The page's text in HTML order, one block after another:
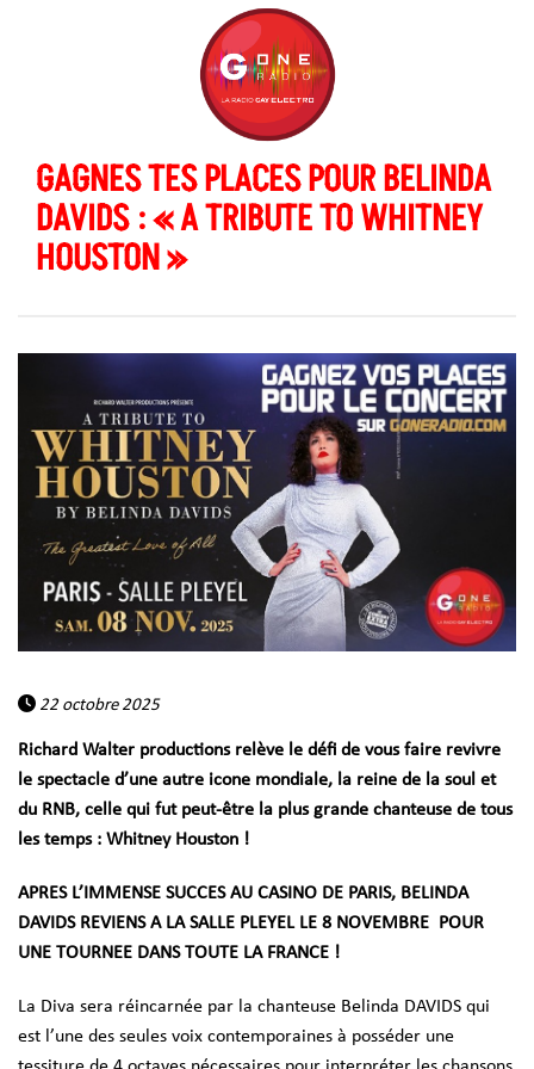
GAGNES TES PLACES POUR BELINDA
DAVIDS : « A TRIBUTE TO WHITNEY
HOUSTON »
22 octobre 2025
Richard Walter productions relève le défi de vous faire revivre
le spectacle d’une autre icone mondiale, la reine de la soul et
du RNB, celle qui fut peut-être la plus grande chanteuse de tous
les temps : Whitney Houston !
APRES L’IMMENSE SUCCES AU CASINO DE PARIS, BELINDA
DAVIDS REVIENS A LA SALLE PLEYEL LE 8 NOVEMBRE POUR
UNE TOURNEE DANS TOUTE LA FRANCE !
La Diva sera réincarnée par la chanteuse Belinda DAVIDS qui
est l’une des seules voix contemporaines à posséder une